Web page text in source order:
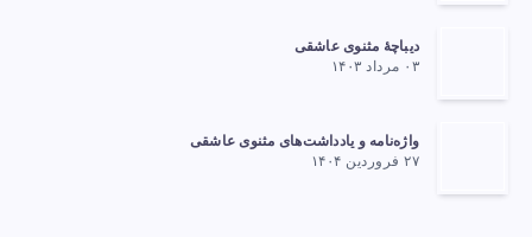
دیباچهٔ مثنوی عاشقی
۰۳ مرداد ۱۴۰۳
واژه‌نامه و یادداشت‌های مثنوی عاشقی
۲۷ فروردین ۱۴۰۴